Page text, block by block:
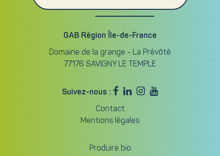
GAB Région Île-de-France
Domaine de la grange - La Prévôté
77176 SAVIGNY LE TEMPLE
Suivez-nous :    
Contact
Mentions légales
Produire bio